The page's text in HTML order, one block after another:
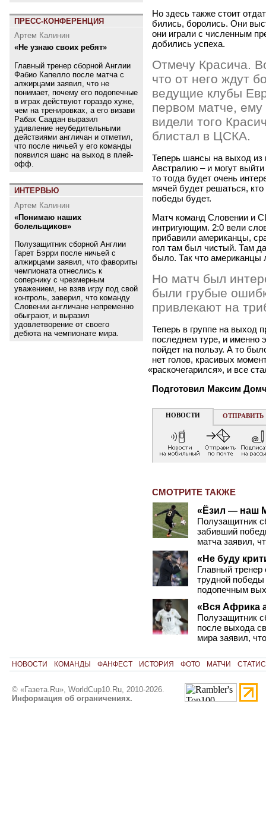
Но здесь также стоит
бились, боролись. Они
они играли с численным
добились успеха.
Отмечу Красича.
что от него ждут
ведущие клубы
первом матче,
видели того
блистал в ЦСКА.
Теперь шансы на выход из
Австралию – и могут
то тогда будет очень
мячей будет решаться,
победы будет.
Матч команд Словении и
интригующим. 2:0 вели
прибавили американцы,
гол там был чистый. Там
было. Так что американцы
Но матч был
были грубые
привлекают на
Теперь в группе на выход
последнем туре, и именно
пойдет на пользу. А то
нет голов, красивых
«раскочегарился», и все
Подготовил Максим
НОВОСТИ ОТПРАВИТЬ
СМОТРИТЕ ТАКЖЕ
«Ёзил — наш
Полузащитник
забивший
матча заявил,
«Не буду
Главный
трудной победы
подопечным
«Вся Африка
Полузащитник
после выхода
мира заявил,
ПРЕСС-КОНФЕРЕНЦИЯ
Артем Калинин
«Не узнаю своих ребят»
Главный тренер сборной Англии
Фабио Капелло после матча с
алжирцами заявил, что не
понимает, почему его подопечные
в играх действуют гораздо хуже,
чем на тренировках, а его визави
Рабах Саадан выразил
удивление неубедительными
действиями англичан и отметил,
что после ничьей у его команды
появился шанс на выход в плей-
офф.
ИНТЕРВЬЮ
Артем Калинин
«Понимаю наших
болельщиков»
Полузащитник сборной Англии
Гарет Бэрри после ничьей с
алжирцами заявил, что фавориты
чемпионата отнеслись к
сопернику с чрезмерным
уважением, не взяв игру под свой
контроль, заверил, что команду
Словении англичане непременно
обыграют, и выразил
удовлетворение от своего
дебюта на чемпионате мира.
НОВОСТИ КОМАНДЫ ФАНФЕСТ ИСТОРИЯ ФОТО МАТЧИ
© «Газета.Ru», WorldCup10.Ru, 2010-2026.
Информация об ограничениях.